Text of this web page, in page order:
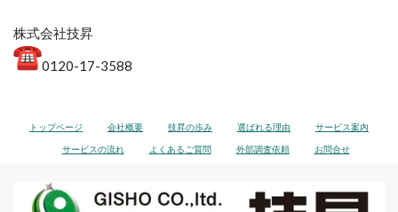
株式会社技昇
0120-17-3588
トップページ 会社概要 技昇の歩み 選ばれる理由 サービス案内
サービスの流れ よくあるご質問 外部調査依頼 お問合せ